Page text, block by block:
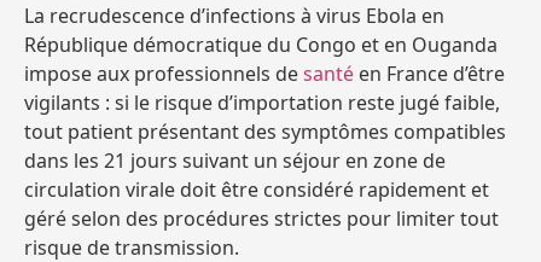
La recrudescence d’infections à virus Ebola en
République démocratique du Congo et en Ouganda
impose aux professionnels desanté en France d’être
vigilants : si le risque d’importation reste jugé faible,
tout patient présentant des symptômes compatibles
dans les 21 jours suivant un séjour en zone de
circulation virale doit être considéré rapidement et
géré selon des procédures strictes pour limiter tout
risque de transmission.